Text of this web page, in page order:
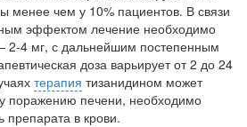
менее чем у 10% пациентов. В связи
эффектом лечение необходимо
2-4 мг, с дальнейшим постепенным
доза ва­рьирует от 2 до 24
терапия тизанидином может
поражению печени, необходи­мо
препарата в крови.